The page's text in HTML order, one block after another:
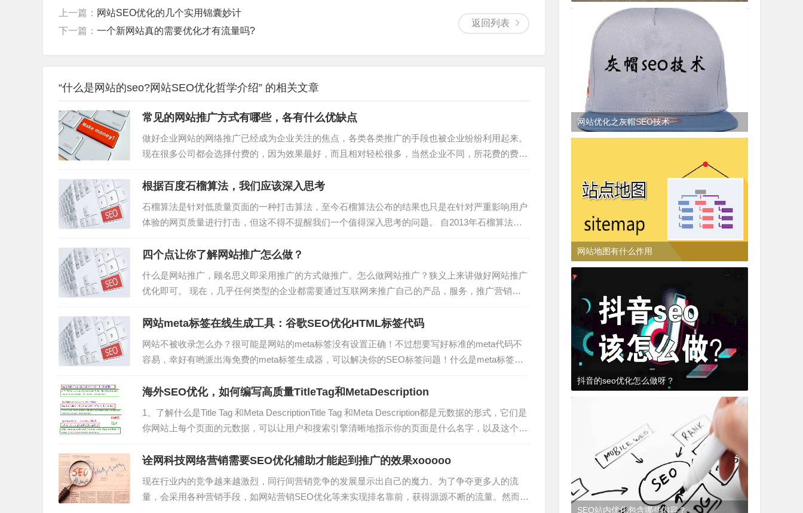
返回列表
上一篇： 网站SEO优化的几个实用锦囊妙计
下一篇： 一个新网站真的需要优化才有流量吗?
“什么是网站的seo?网站SEO优化哲学介绍” 的相关文章
常见的网站推广方式有哪些，各有什么优缺点
做好企业网站的网络推广已经成为企业关注的焦点，各类各类推广的手段也被企业纷纷利用起来。
现在很多公司都会选择付费的，因为效果最好，而且相对轻松很多，当然企业不同，所花费的费用
也会不同，很多小公司是无法承担起巨大的广告费用的，而这时候就会选择一些免费的推广方式，
今天比较就跟大家分享一下常见的网站推广方式...
根据百度石榴算法，我们应该深入思考
石榴算法是针对低质量页面的一种打击算法，至今石榴算法公布的结果也只是在针对严重影响用户
体验的网页质量进行打击，但这不得不提醒我们一个值得深入思考的问题。 自2013年石榴算法的
公布，到今天。 各家搜索引擎都在陆续的围绕用户体验这件事情本身来进行算法的调...
四个点让你了解网站推广怎么做？
什么是网站推广，顾名思义即采用推广的方式做推广。怎么做网站推广？狭义上来讲做好网站推广
优化即可。 现在，几乎任何类型的企业都需要通过互联网来推广自己的产品，服务，推广营销就
是一种投入产出比较高的推广方式。从广义上来讲，仅仅通过推广是远远不够的，凡是能触达用户
群体的推广方...
网站meta标签在线生成工具：谷歌SEO优化HTML标签代码
网站不被收录怎么办？很可能是网站的meta标签没有设置正确！不过想要写好标准的meta代码不
容易，幸好有哟派出海免费的meta标签生成器，可以解决你的SEO标签问题！什么是meta标签简
单说，meta标签对于网站的SEO非常重要！我们在之前的文章教程中有提到，搜索引擎在爬取你
的网站内容的时候，最先会...
海外SEO优化，如何编写高质量TitleTag和MetaDescription
1、了解什么是Title Tag 和Meta DescriptionTitle Tag 和Meta Description都是元数据的形式，它们是
你网站上每个页面的元数据，可以让用户和搜索引擎清晰地指示你的页面是什么名字，以及这个网
页的内容是什么。优化Title Tag 和Meta Descript...
诠网科技网络营销需要SEO优化辅助才能起到推广的效果xooooo
现在行业内的竞争越来越激烈，同行间营销竞争的发展显示出自己的魔力。为了争夺更多人的流
量，会采用各种营销手段，如网站营销SEO优化等来实现排名靠前，获得源源不断的流量。然而，
(2017-01-23)
网站优化之灰帽SEO技术
网站地图有什么作用
抖音的seo优化怎么做呀？
SEO抖音
SEO站内优化包含哪些内容？